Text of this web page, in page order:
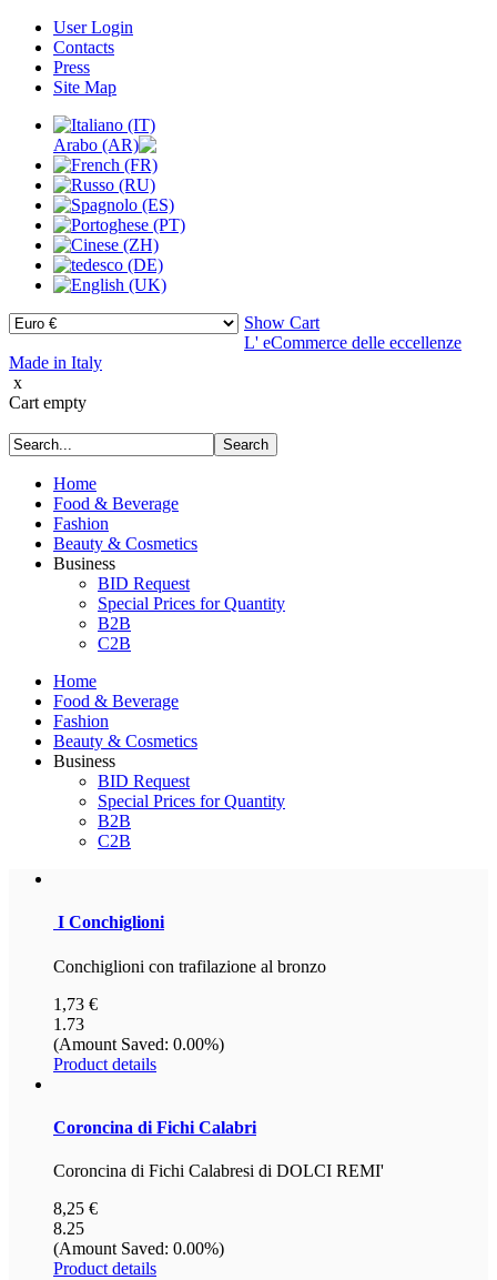
User Login
Contacts
Press
Site Map
Show Cart
L' eCommerce delle eccellenze
Made in Italy
x
Cart empty
Home
Food & Beverage
Fashion
Beauty & Cosmetics
Business
BID Request
Special Prices for Quantity
B2B
C2B
Home
Food & Beverage
Fashion
Beauty & Cosmetics
Business
BID Request
Special Prices for Quantity
B2B
C2B
I Conchiglioni
Conchiglioni con trafilazione al bronzo
1,73 €
1.73
(Amount Saved: 0.00%)
Product details
Coroncina di Fichi Calabri
Coroncina di Fichi Calabresi di DOLCI REMI'
8,25 €
8.25
(Amount Saved: 0.00%)
Product details